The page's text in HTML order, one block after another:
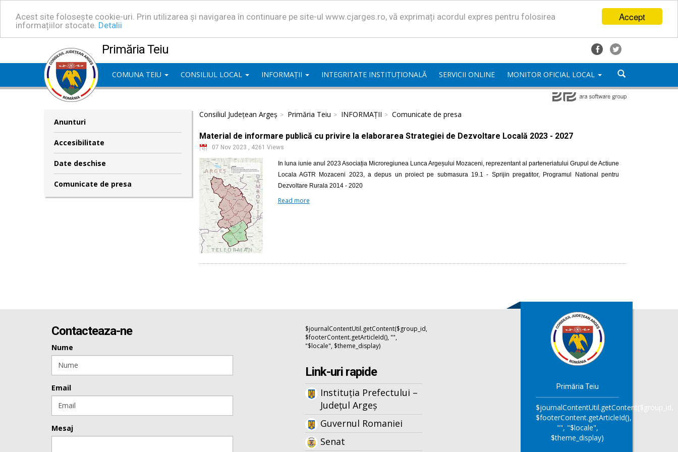
Accept
Acest site folosește cookie-uri. Prin utilizarea și navigarea în continuare pe site-ul www.cjarges.ro, vă exprimați acordul expres pentru folosirea
informațiilor stocate. Detalii
Primăria Teiu
COMUNA TEIU CONSILIUL LOCAL INFORMAȚII INTEGRITATE INSTITUȚIONALĂ SERVICII ONLINE MONITOR OFICIAL LOCAL
Anunturi
Accesibilitate
Date deschise
Comunicate de presa
Consiliul Județean Argeș Primăria Teiu INFORMAȚII Comunicate de presa
Material de informare publică cu privire la elaborarea Strategiei de Dezvoltare Locală 2023 - 2027
07 Nov 2023 , 4261 Views
In luna iunie anul 2023 Asociația Microregiunea Lunca Argeșului Mozaceni, reprezentant al parteneriatului Grupul de Actiune
Locala AGTR Mozaceni 2023, a depus un proiect pe submasura 19.1 - Sprijin pregatitor, Programul National pentru
Dezvoltare Rurala 2014 - 2020
Read more
Contacteaza-ne
Nume
Email
Mesaj
$journalContentUtil.getContent($group_id,
$footerContent.getArticleId(), "",
"$locale", $theme_display)
Link-uri rapide
Instituția Prefectului –
Județul Argeș
Guvernul Romaniei
Senat
Primăria Teiu
$journalContentUtil.getContent($group_id,
$footerContent.getArticleId(),
"", "$locale",
$theme_display)